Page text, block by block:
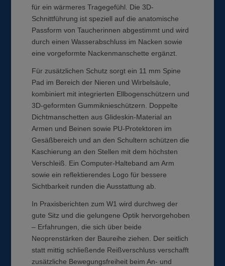
für ein wärmeres Tragegefühl. Die 3D-
Schnittführung ist speziell auf die anatomische
Passform von Taucherinnen abgestimmt und wird
durch einen Wasserabschluss im Nacken sowie
eine vorgeformte Nackenmanschette ergänzt.
Für zusätzlichen Schutz sorgt ein 11 mm Spine
Pad im Bereich der Nieren und Wirbelsäule,
kombiniert mit integrierten Ellbogenschützern und
3D-geformten Gummiknieschützern. Doppelte
Dichtmanschetten aus Glideskin-Material an
Armen und Beinen sowie PU-Protektoren im
Gesäßbereich und an den Schultern schützen die
Kaschierung an den Stellen mit dem höchsten
Verschleiß. Ein Computer-Halteband am Arm
sowie ein reflektierendes Logo für bessere
Sichtbarkeit runden die Ausstattung ab.
In Praxisberichten zum W1 wird durchweg der
gute Sitz und die gelungene Optik hervorgehoben
– Erfahrungen, die sich über beide
Neoprenstärken der Baureihe ziehen. Der seitlich
statt mittig schließende Reißverschluss verschafft
zusätzliche Bewegungsfreiheit beim An- und